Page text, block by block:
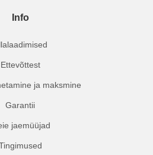
Info
Ettevõttest
ja maksmine
Garantii
jaemüüjad